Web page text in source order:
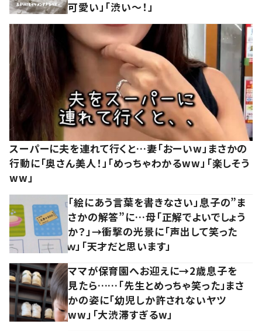
可愛い」「渋い～！」
スーパーに夫を連れて行くと…妻「おーいw」まさかの
行動に「奥さん美人！」「めっちゃわかるww」「楽しそう
ww」
「絵にあう言葉を書きなさい」息子の”ま
さかの解答”に…母「正解でよいでしょう
か？」→衝撃の光景に「声出して笑った
ｗ」「天才だと思います」
ママが保育園へお迎えに→2歳息子を
見たら……「先生とめっちゃ笑った」まさ
かの姿に「幼児しか許されないヤツ
ww」「大渋滞すぎるw」